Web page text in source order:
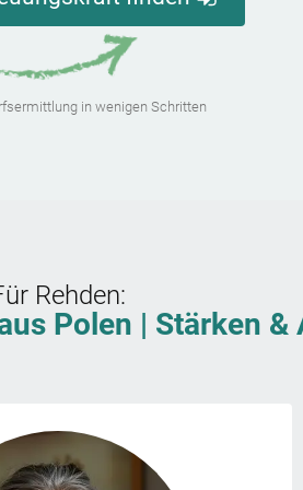
in wenigen Schritten
Rehden:
Polen | Stärken